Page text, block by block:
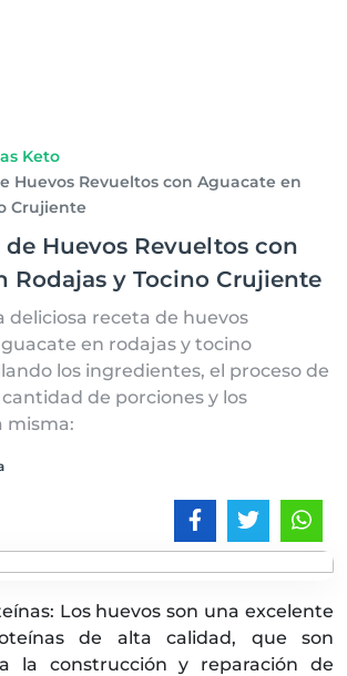
Keto
Huevos Revueltos con Aguacate en
Crujiente
Huevos Revueltos con
Rodajas y Tocino Crujiente
deliciosa receta de huevos
en rodajas y tocino
los ingredientes, el proceso de
de porciones y los
misma:
Los huevos son una excelente
de alta calidad, que son
la construcción y reparación de